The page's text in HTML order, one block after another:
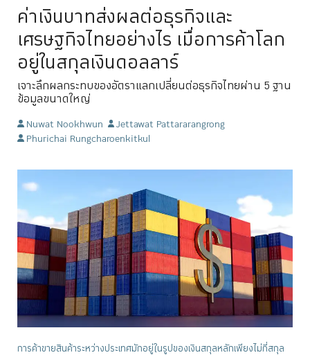
ค่าเงินบาทส่งผลต่อธุรกิจและ
เศรษฐกิจไทยอย่างไร เมื่อการค้าโลก
อยู่ในสกุลเงินดอลลาร์
เจาะลึกผลกระทบของอัตราแลกเปลี่ยนต่อธุรกิจไทยผ่าน 5 ฐาน
ข้อมูลขนาดใหญ่
Nuwat Nookhwun
Jettawat Pattararangrong
Phurichai Rungcharoenkitkul
การค้าขายสินค้าระหว่างประเทศมักอยู่ในรูปของเงินสกุลหลักเพียงไม่กี่สกุล